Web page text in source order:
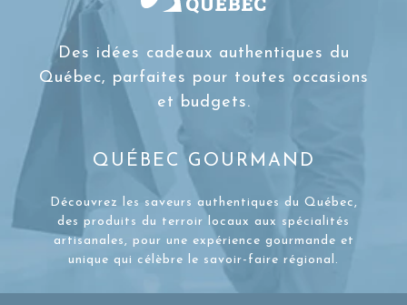
Des idées cadeaux authentiques du
Québec, parfaites pour toutes occasions
et budgets.
QUÉBEC GOURMAND
Découvrez les saveurs authentiques du Québec,
des produits du terroir locaux aux spécialités
artisanales, pour une expérience gourmande et
unique qui célèbre le savoir-faire régional.